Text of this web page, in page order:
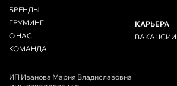
БРЕНДЫ
ГРУМИНГ
О НАС
КОМАНДА
КАРЬЕРА
ВАКАНСИИ
ИП Иванова Мария Владиславовна